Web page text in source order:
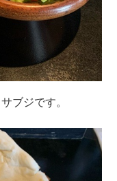
ブジです。